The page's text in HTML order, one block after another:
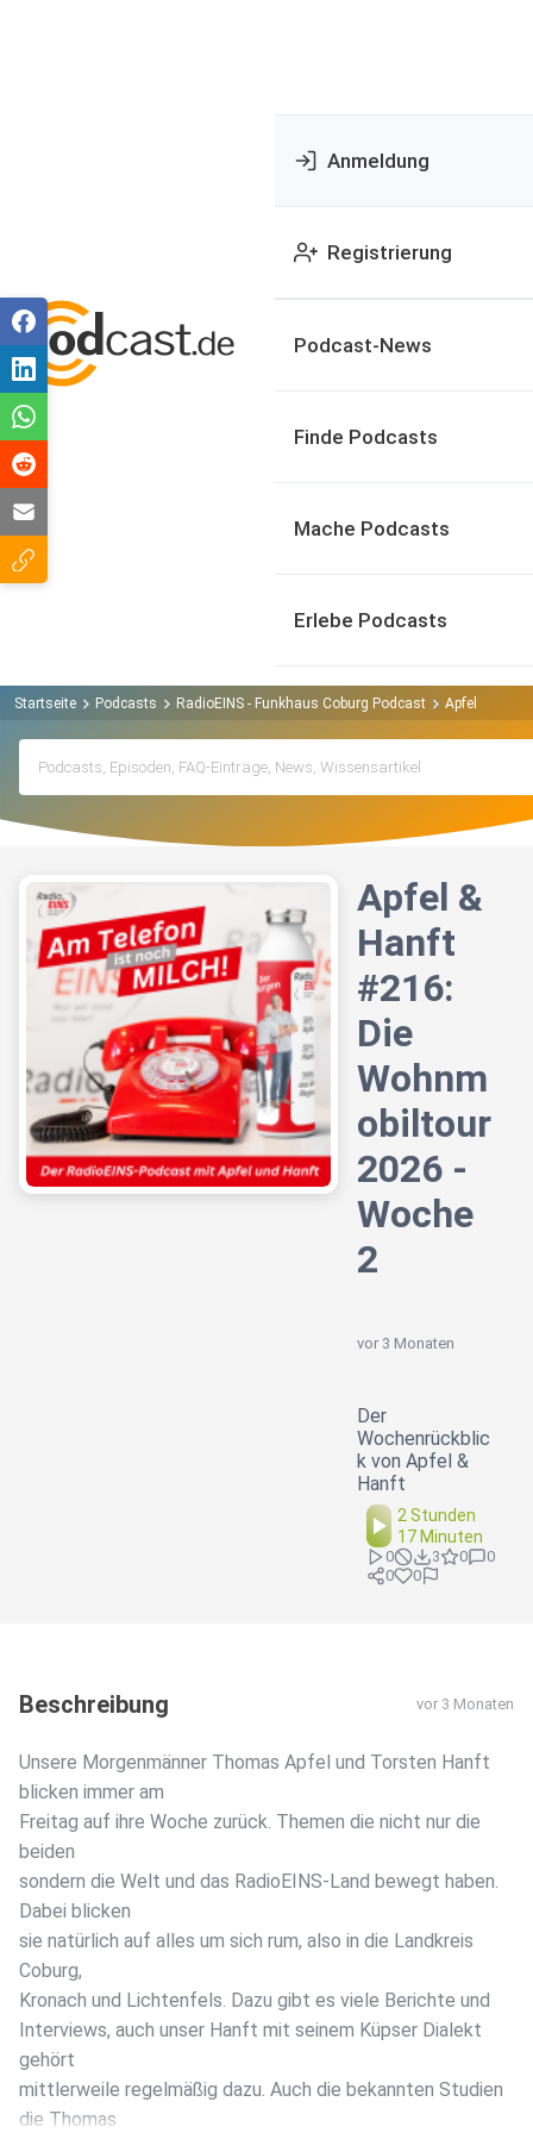
Anmeldung
Registrierung
Podcast-News
Finde Podcasts
Mache Podcasts
Erlebe Podcasts
Startseite Podcasts RadioEINS - Funkhaus Coburg Podcast Apfel &
Apfel &
Hanft
#216:
Die
Wohnm
obiltour
2026 -
Woche
2
vor 3 Monaten
Der
Wochenrückblic
k von Apfel &
Hanft
2 Stunden
17 Minuten
0 3 0
0
0
0
Beschreibung vor 3 Monaten
Unsere Morgenmänner Thomas Apfel und Torsten Hanft
blicken immer am
Freitag auf ihre Woche zurück. Themen die nicht nur die
beiden
sondern die Welt und das RadioEINS-Land bewegt haben.
Dabei blicken
sie natürlich auf alles um sich rum, also in die Landkreis
Coburg,
Kronach und Lichtenfels. Dazu gibt es viele Berichte und
Interviews, auch unser Hanft mit seinem Küpser Dialekt
gehört
mittlerweile regelmäßig dazu. Auch die bekannten Studien
die Thomas